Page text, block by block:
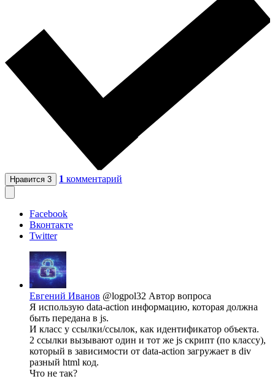
Нравится 3 1 комментарий
Facebook
Вконтакте
Twitter
Евгений Иванов @logpol32 Автор вопроса
Я использую data-action информацию, которая должна
быть передана в js.
И класс у ссылки/ссылок, как идентификатор объекта.
2 ссылки вызывают один и тот же js скрипт (по классу),
который в зависимости от data-action загружает в div
разный html код.
Что не так?